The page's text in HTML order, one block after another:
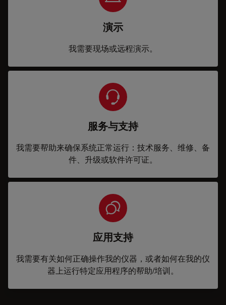
演示
我需要现场或远程演示。
服务与支持
我需要帮助来确保系统正常运行：技术服务、维修、备
件、升级或软件许可证。
应用支持
我需要有关如何正确操作我的仪器，或者如何在我的仪
器上运行特定应用程序的帮助/培训。